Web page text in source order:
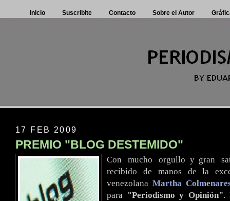
Inicio Suscribite Contacto Sobre el Autor
17 FEB 2009
PREMIO "BLOG DESTEMIDO"
Con .mucho .orgullo y gran
recibido de manos de la
venezolana Martha
para "Periodismo y Opinión".